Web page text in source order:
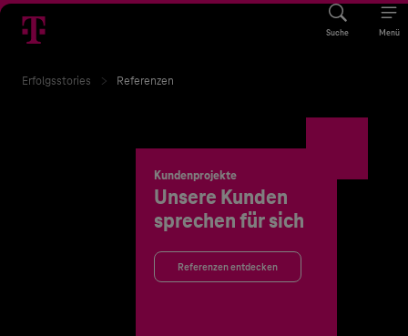
Suche Menü
Erfolgsstories Referenzen
Kundenprojekte
Unsere Kunden
sprechen für sich
Referenzen entdecken